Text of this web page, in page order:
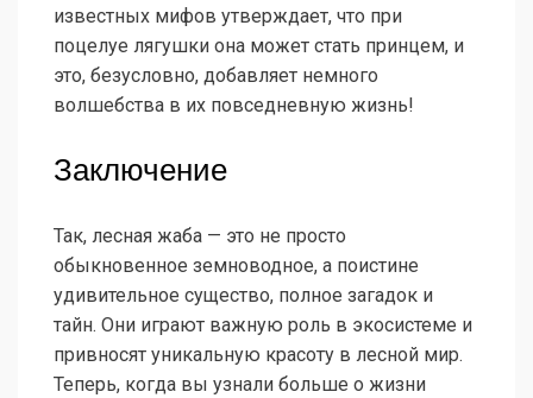
известных мифов утверждает, что при
поцелуе лягушки она может стать принцем, и
это, безусловно, добавляет немного
волшебства в их повседневную жизнь!
Заключение
Так, лесная жаба — это не просто
обыкновенное земноводное, а поистине
удивительное существо, полное загадок и
тайн. Они играют важную роль в экосистеме и
привносят уникальную красоту в лесной мир.
Теперь, когда вы узнали больше о жизни